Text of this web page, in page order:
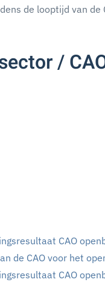
de looptijd van
/
CAO
de CAO voor het
CAO